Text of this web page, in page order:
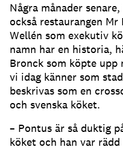
Några månader
också restaurangen
Wellén som exekutiv
namn har en historia,
Bronck som köpte upp
vi idag känner som
beskrivas som en
och svenska köket.
– Pontus är så duktig
köket och han var